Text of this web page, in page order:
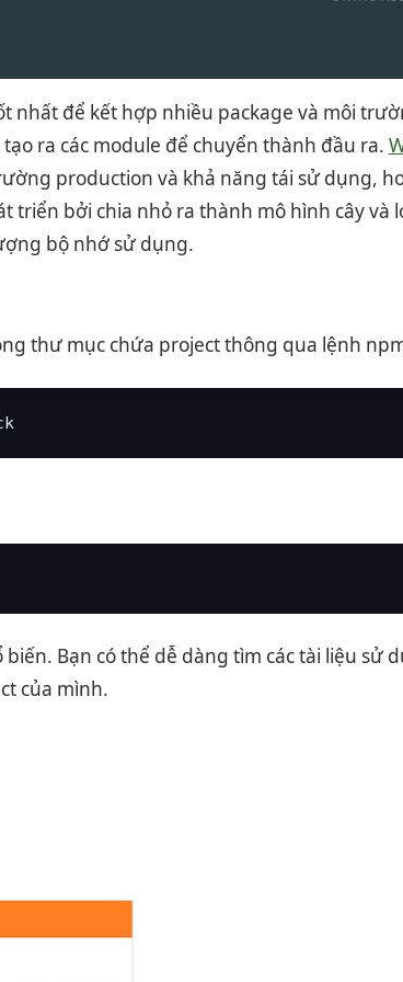
nhất để kết hợp nhiều package và môi
tạo ra các module để chuyển thành đầu ra.
production và khả năng tái sử dụng,
triển bởi chia nhỏ ra thành mô hình cây và
bộ nhớ sử dụng.
thư mục chứa project thông qua lệnh
Bạn có thể dễ dàng tìm các tài liệu sử
của mình.